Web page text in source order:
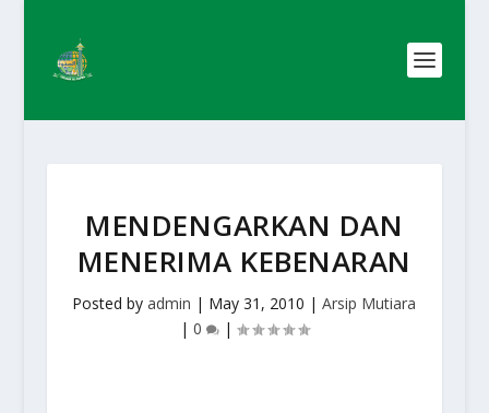
MENDENGARKAN DAN
MENERIMA KEBENARAN
Posted byadmin | May 31, 2010 |Arsip Mutiara
| 0 |